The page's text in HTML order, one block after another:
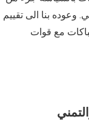
وعوده بنا الى تقييم
مع قوات